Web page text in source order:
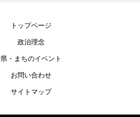
トップページ
政治理念
県・まちのイベント
お問い合わせ
サイトマップ